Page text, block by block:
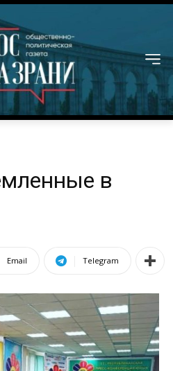
в
Email Telegram